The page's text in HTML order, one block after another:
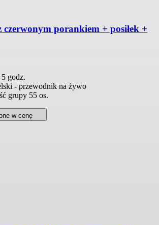
porankiem + posiłek +
godz.
- przewodnik na żywo
grupy 55 os.
w cenę